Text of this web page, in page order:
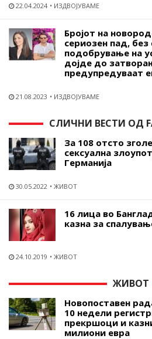
22.04.2024 ИЗДВОЈУВАМЕ
Бројот на
сериозен пад, без
подобрување на
дојде до
предупредуваат
21.08.2023 ИЗДВОЈУВАМЕ
СЛИЧНИ ВЕСТИ ОД
За 108 отсто
сексуална
Германија
30.05.2022 ЖИВОТ
16 лица во
казна за
24.10.2019 ЖИВОТ
ЖИВОТ
Новопоставен
10 недели
прекршоци и
милиони евра